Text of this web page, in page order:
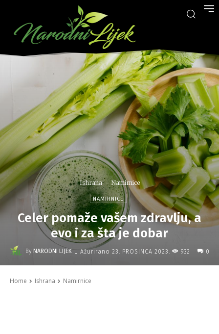
Ishrana Namirnice
NAMIRNICE
Celer pomaže vašem zdravlju, a
evo i za šta je dobar
By NARODNI LIJEK - Ažurirano 23. PROSINCA 2023. 932 0
Home Ishrana Namirnice